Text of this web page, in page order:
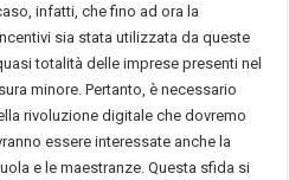
infatti, che fino ad ora la
sia stata utilizzata da queste
totalità delle imprese presenti nel
minore. Pertanto, è necessario
rivoluzione digitale che dovremo
essere interessate anche la
e le maestranze. Questa sfida si